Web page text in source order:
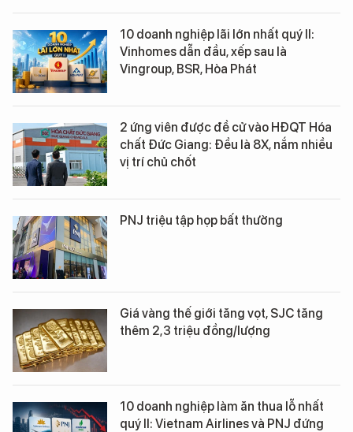
10 doanh nghiệp lãi lớn nhất quý II:
Vinhomes dẫn đầu, xếp sau là
Vingroup, BSR, Hòa Phát
2 ứng viên được đề cử vào HĐQT Hóa
chất Đức Giang: Đều là 8X, nắm nhiều
vị trí chủ chốt
PNJ triệu tập họp bất thường
Giá vàng thế giới tăng vọt, SJC tăng
thêm 2,3 triệu đồng/lượng
10 doanh nghiệp làm ăn thua lỗ nhất
quý II: Vietnam Airlines và PNJ đứng